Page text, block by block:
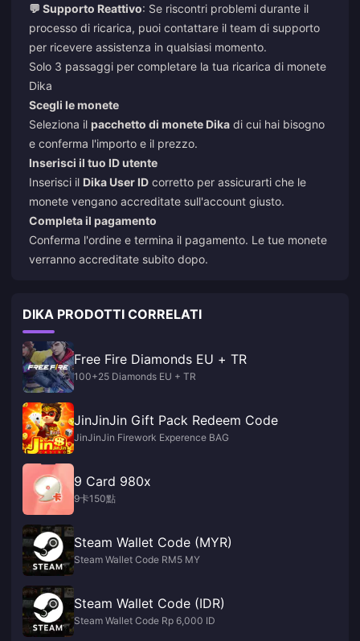
💬 Supporto Reattivo: Se riscontri problemi durante il
processo di ricarica, puoi contattare il team di supporto
per ricevere assistenza in qualsiasi momento.
Solo 3 passaggi per completare la tua ricarica di monete
Dika
Scegli le monete
Seleziona il pacchetto di monete Dika di cui hai bisogno
e conferma l'importo e il prezzo.
Inserisci il tuo ID utente
Inserisci il Dika User ID corretto per assicurarti che le
monete vengano accreditate sull'account giusto.
Completa il pagamento
Conferma l'ordine e termina il pagamento. Le tue monete
verranno accreditate subito dopo.
DIKA PRODOTTI CORRELATI
Free Fire Diamonds EU + TR
100+25 Diamonds EU + TR
JinJinJin Gift Pack Redeem Code
JinJinJin Firework Experence BAG
9 Card 980x
9卡150點
Steam Wallet Code (MYR)
Steam Wallet Code RM5 MY
Steam Wallet Code (IDR)
Steam Wallet Code Rp 6,000 ID